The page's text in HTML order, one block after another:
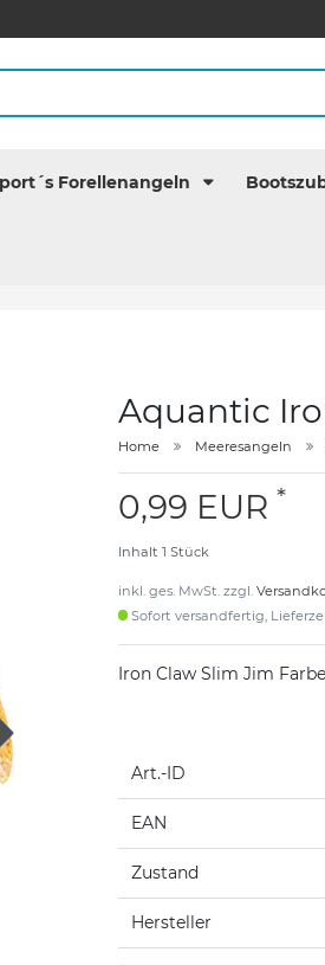
Forellenangeln
Aquantic
Home Meeresangeln
0,99 EUR *
Inhalt 1 Stück
inkl. ges. MwSt. zzgl.
Sofort versandfertig,
Iron Claw Slim Jim
Art.-ID
EAN
Zustand
Hersteller